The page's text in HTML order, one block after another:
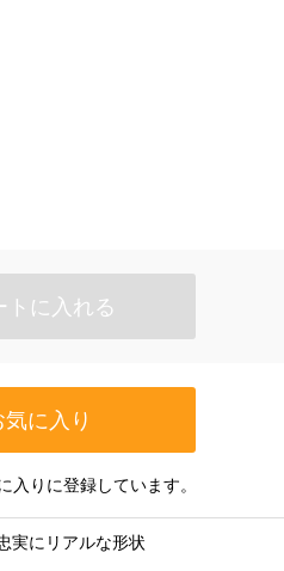
トに入れる
気に入り
入りに登録しています。
実にリアルな形状